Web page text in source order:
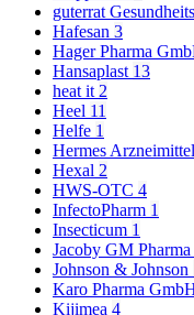
guterrat
Hafesan 3
Hager Pharma
Hansaplast 13
heat it 2
Heel 11
Helfe 1
Hermes
Hexal 2
HWS-OTC 4
InfectoPharm 1
Insecticum 1
Jacoby GM
Johnson & Johnson
Karo Pharma
Kijimea 4